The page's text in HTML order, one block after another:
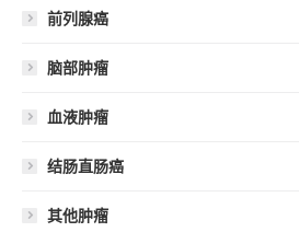
前列腺癌
脑部肿瘤
血液肿瘤
结肠直肠癌
其他肿瘤